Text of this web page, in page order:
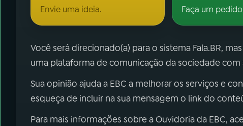
Envie uma ideia. Faça um
Você será direcionado(a) para o sistema Fala.BR,
uma plataforma de comunicação da sociedade
Sua opinião ajuda a EBC a melhorar os serviços e
esqueça de incluir na sua mensagem o link do
Para mais informações sobre a Ouvidoria da EBC,